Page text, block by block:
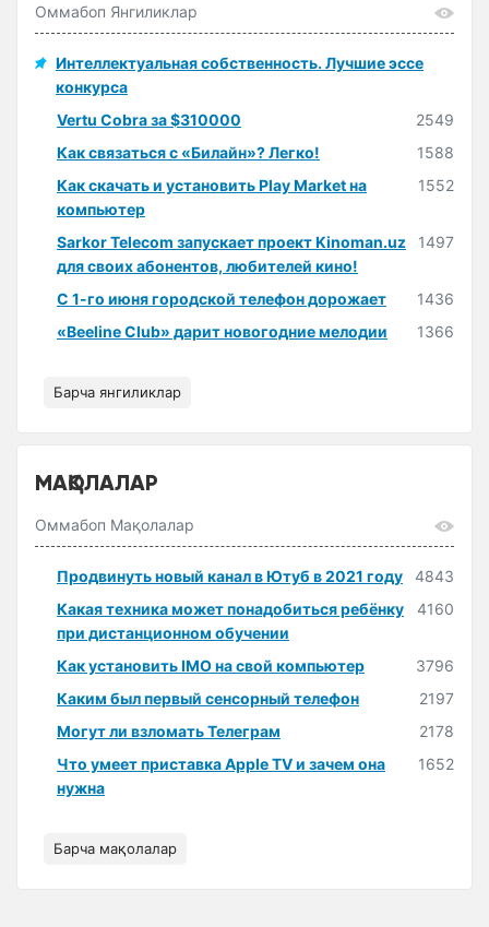
Оммабоп Янгиликлар
Интеллектуальная собственность. Лучшие эссе
конкурса
Vertu Cobra за $310000
2549
Как связаться с «Билайн»? Легко!
1588
Как скачать и установить Play Market на
компьютер
1552
Sarkor Telecom запускает проект Kinoman.uz
для своих абонентов, любителей кино!
1497
С 1-го июня городской телефон дорожает
1436
«Beeline Club» дарит новогодние мелодии
1366
Барча янгиликлар
МАҚОЛАЛАР
Оммабоп Мақолалар
Продвинуть новый канал в Ютуб в 2021 году
4843
Какая техника может понадобиться ребёнку
при дистанционном обучении
4160
Как установить IMO на свой компьютер
3796
Каким был первый сенсорный телефон
2197
Могут ли взломать Телеграм
2178
Что умеет приставка Apple TV и зачем она
нужна
1652
Барча мақолалар